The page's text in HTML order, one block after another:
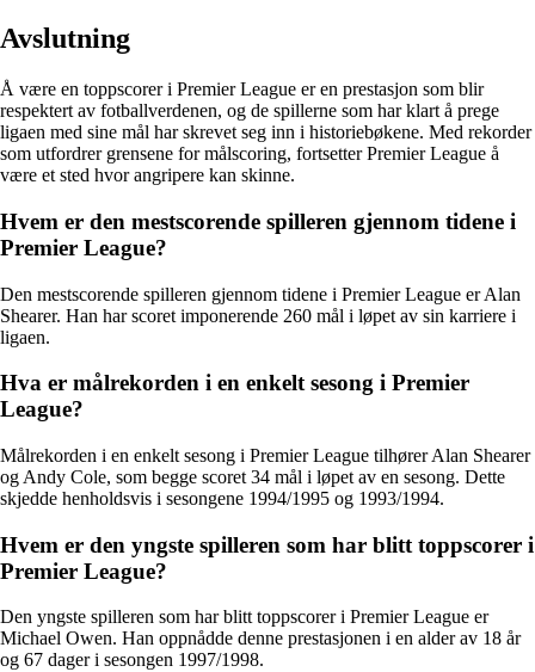
Avslutning
Å være en toppscorer i Premier League er en prestasjon som blir
respektert av fotballverdenen, og de spillerne som har klart å prege
ligaen med sine mål har skrevet seg inn i historiebøkene. Med rekorder
som utfordrer grensene for målscoring, fortsetter Premier League å
være et sted hvor angripere kan skinne.
Hvem er den mestscorende spilleren gjennom tidene i
Premier League?
Den mestscorende spilleren gjennom tidene i Premier League er Alan
Shearer. Han har scoret imponerende 260 mål i løpet av sin karriere i
ligaen.
Hva er målrekorden i en enkelt sesong i Premier
League?
Målrekorden i en enkelt sesong i Premier League tilhører Alan Shearer
og Andy Cole, som begge scoret 34 mål i løpet av en sesong. Dette
skjedde henholdsvis i sesongene 1994/1995 og 1993/1994.
Hvem er den yngste spilleren som har blitt toppscorer i
Premier League?
Den yngste spilleren som har blitt toppscorer i Premier League er
Michael Owen. Han oppnådde denne prestasjonen i en alder av 18 år
og 67 dager i sesongen 1997/1998.